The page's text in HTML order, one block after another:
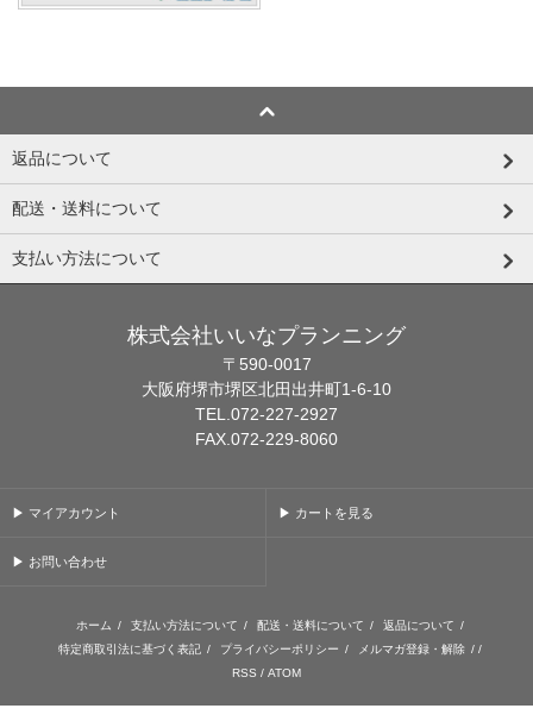
返品について
配送・送料について
支払い方法について
株式会社いいなプランニング
〒590-0017
大阪府堺市堺区北田出井町1-6-10
TEL.072-227-2927
FAX.072-229-8060
▶ マイアカウント ▶ カートを見る
▶ お問い合わせ
ホーム / 支払い方法について / 配送・送料について / 返品について /
特定商取引法に基づく表記 / プライバシーポリシー / メルマガ登録・解除 / /
RSS / ATOM